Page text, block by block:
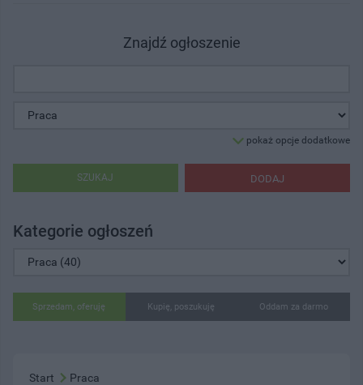
Znajdź ogłoszenie
pokaż opcje dodatkowe
DODAJ
SZUKAJ
Kategorie ogłoszeń
Sprzedam, oferuję Kupię, poszukuję Oddam za darmo
Start Praca